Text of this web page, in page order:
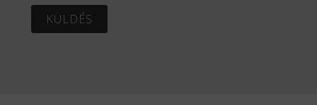
KÜLDÉS